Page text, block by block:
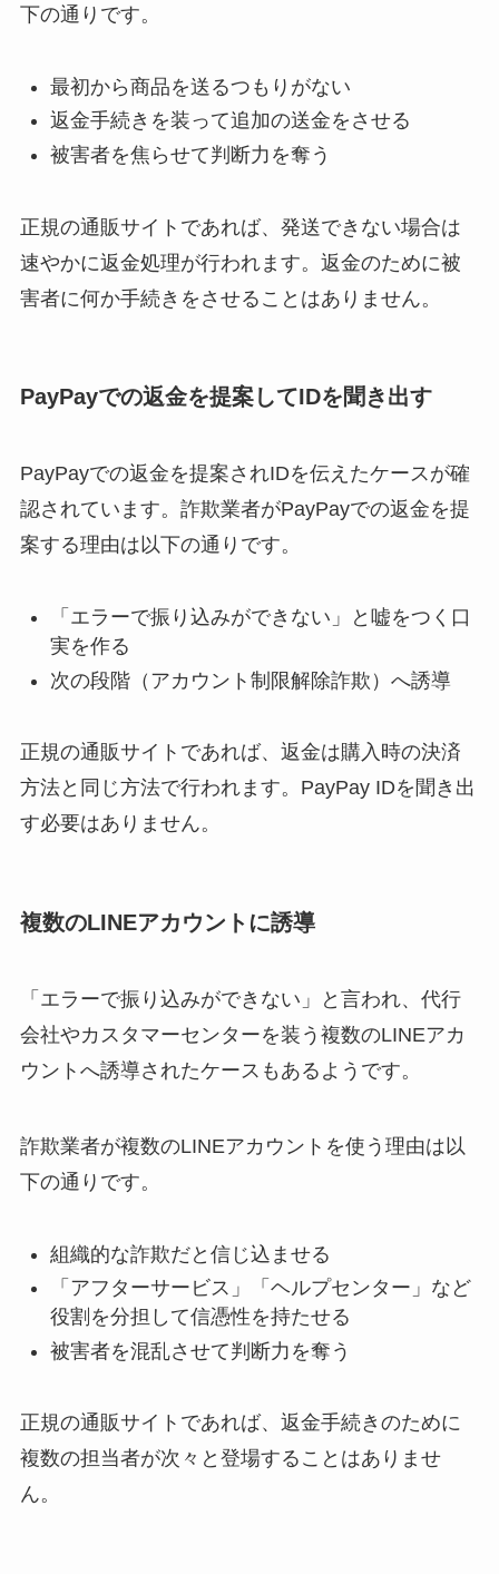
下の通りです。
最初から商品を送るつもりがない
返金手続きを装って追加の送金をさせる
被害者を焦らせて判断力を奪う
正規の通販サイトであれば、発送できない場合は
速やかに返金処理が行われます。返金のために被
害者に何か手続きをさせることはありません。
PayPayでの返金を提案してIDを聞き出す
PayPayでの返金を提案されIDを伝えたケースが確
認されています。詐欺業者がPayPayでの返金を提
案する理由は以下の通りです。
「エラーで振り込みができない」と嘘をつく口
実を作る
次の段階（アカウント制限解除詐欺）へ誘導
正規の通販サイトであれば、返金は購入時の決済
方法と同じ方法で行われます。PayPay IDを聞き出
す必要はありません。
複数のLINEアカウントに誘導
「エラーで振り込みができない」と言われ、代行
会社やカスタマーセンターを装う複数のLINEアカ
ウントへ誘導されたケースもあるようです。
詐欺業者が複数のLINEアカウントを使う理由は以
下の通りです。
組織的な詐欺だと信じ込ませる
「アフターサービス」「ヘルプセンター」など
役割を分担して信憑性を持たせる
被害者を混乱させて判断力を奪う
正規の通販サイトであれば、返金手続きのために
複数の担当者が次々と登場することはありませ
ん。